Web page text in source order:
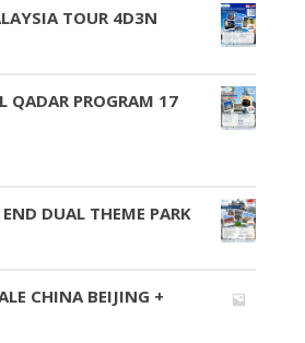
TOUR 4D3N
QADAR PROGRAM 17
DUAL THEME PARK
CHINA BEIJING +